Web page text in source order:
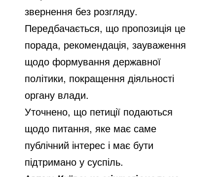
звернення без розгляду.
Передбачається, що пропозиція це
порада, рекомендація, зауваження
щодо формування державної
політики, покращення діяльності
органу влади.
Уточнено, що петиції подаються
щодо питання, яке має саме
публічний інтерес і має бути
підтримано у суспіль.